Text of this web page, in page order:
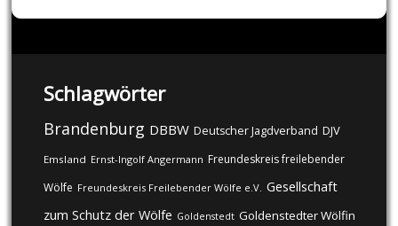
Schlagwörter
Brandenburg DBBW Deutscher Jagdverband DJV
Emsland Ernst-Ingolf Angermann Freundeskreis freilebender
Wölfe Freundeskreis Freilebender Wölfe e.V. Gesellschaft
zum Schutz der Wölfe Goldenstedt Goldenstedter Wölfin